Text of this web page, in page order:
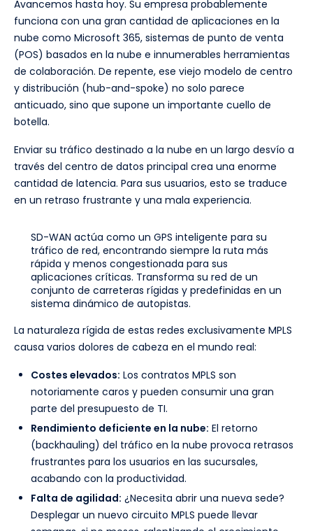
Avancemos hasta hoy. Su empresa probablemente
funciona con una gran cantidad de aplicaciones en la
nube como Microsoft 365, sistemas de punto de venta
(POS) basados en la nube e innumerables herramientas
de colaboración. De repente, ese viejo modelo de centro
y distribución (hub-and-spoke) no solo parece
anticuado, sino que supone un importante cuello de
botella.
Enviar su tráfico destinado a la nube en un largo desvío a
través del centro de datos principal crea una enorme
cantidad de latencia. Para sus usuarios, esto se traduce
en un retraso frustrante y una mala experiencia.
SD-WAN actúa como un GPS inteligente para su
tráfico de red, encontrando siempre la ruta más
rápida y menos congestionada para sus
aplicaciones críticas. Transforma su red de un
conjunto de carreteras rígidas y predefinidas en un
sistema dinámico de autopistas.
La naturaleza rígida de estas redes exclusivamente MPLS
causa varios dolores de cabeza en el mundo real:
Costes elevados: Los contratos MPLS son
notoriamente caros y pueden consumir una gran
parte del presupuesto de TI.
Rendimiento deficiente en la nube: El retorno
(backhauling) del tráfico en la nube provoca retrasos
frustrantes para los usuarios en las sucursales,
acabando con la productividad.
Falta de agilidad: ¿Necesita abrir una nueva sede?
Desplegar un nuevo circuito MPLS puede llevar